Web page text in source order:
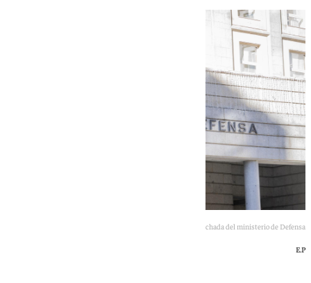
Imagen de la fachada del ministerio de Defensa
E.P